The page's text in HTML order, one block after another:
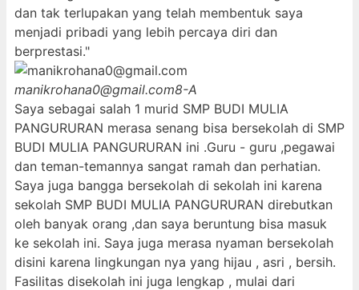
dan tak terlupakan yang telah membentuk saya
menjadi pribadi yang lebih percaya diri dan
berprestasi."
manikrohana0@gmail.com8-A
Saya sebagai salah 1 murid SMP BUDI MULIA
PANGURURAN merasa senang bisa bersekolah di SMP
BUDI MULIA PANGURURAN ini .Guru - guru ,pegawai
dan teman-temannya sangat ramah dan perhatian.
Saya juga bangga bersekolah di sekolah ini karena
sekolah SMP BUDI MULIA PANGURURAN direbutkan
oleh banyak orang ,dan saya beruntung bisa masuk
ke sekolah ini. Saya juga merasa nyaman bersekolah
disini karena lingkungan nya yang hijau , asri , bersih.
Fasilitas disekolah ini juga lengkap , mulai dari